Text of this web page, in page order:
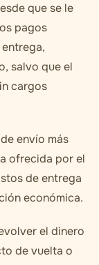
que se le
pagos
salvo que el
cargos
envío más
ofrecida por el
de entrega
económica.
el dinero
de vuelta o